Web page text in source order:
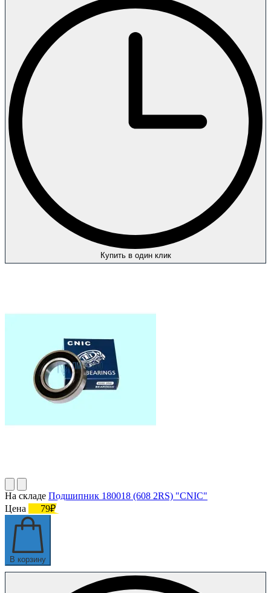
Купить в один клик
На складе Подшипник 180018 (608 2RS) "CNIC"
Цена
79₽
В корзину